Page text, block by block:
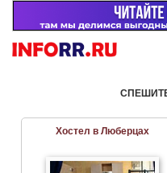
Хостел в Люберцах